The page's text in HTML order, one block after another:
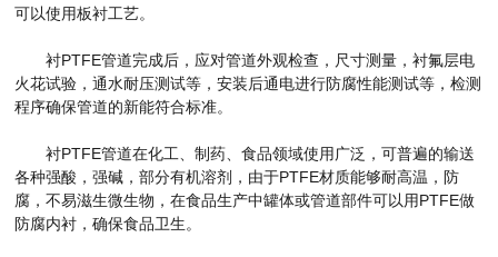
可以使用板衬工艺。
衬PTFE管道完成后，应对管道外观检查，尺寸测量，衬氟层电
火花试验，通水耐压测试等，安装后通电进行防腐性能测试等，检测
程序确保管道的新能符合标准。
衬PTFE管道在化工、制药、食品领域使用广泛，可普遍的输送
各种强酸，强碱，部分有机溶剂，由于PTFE材质能够耐高温，防
腐，不易滋生微生物，在食品生产中罐体或管道部件可以用PTFE做
防腐内衬，确保食品卫生。